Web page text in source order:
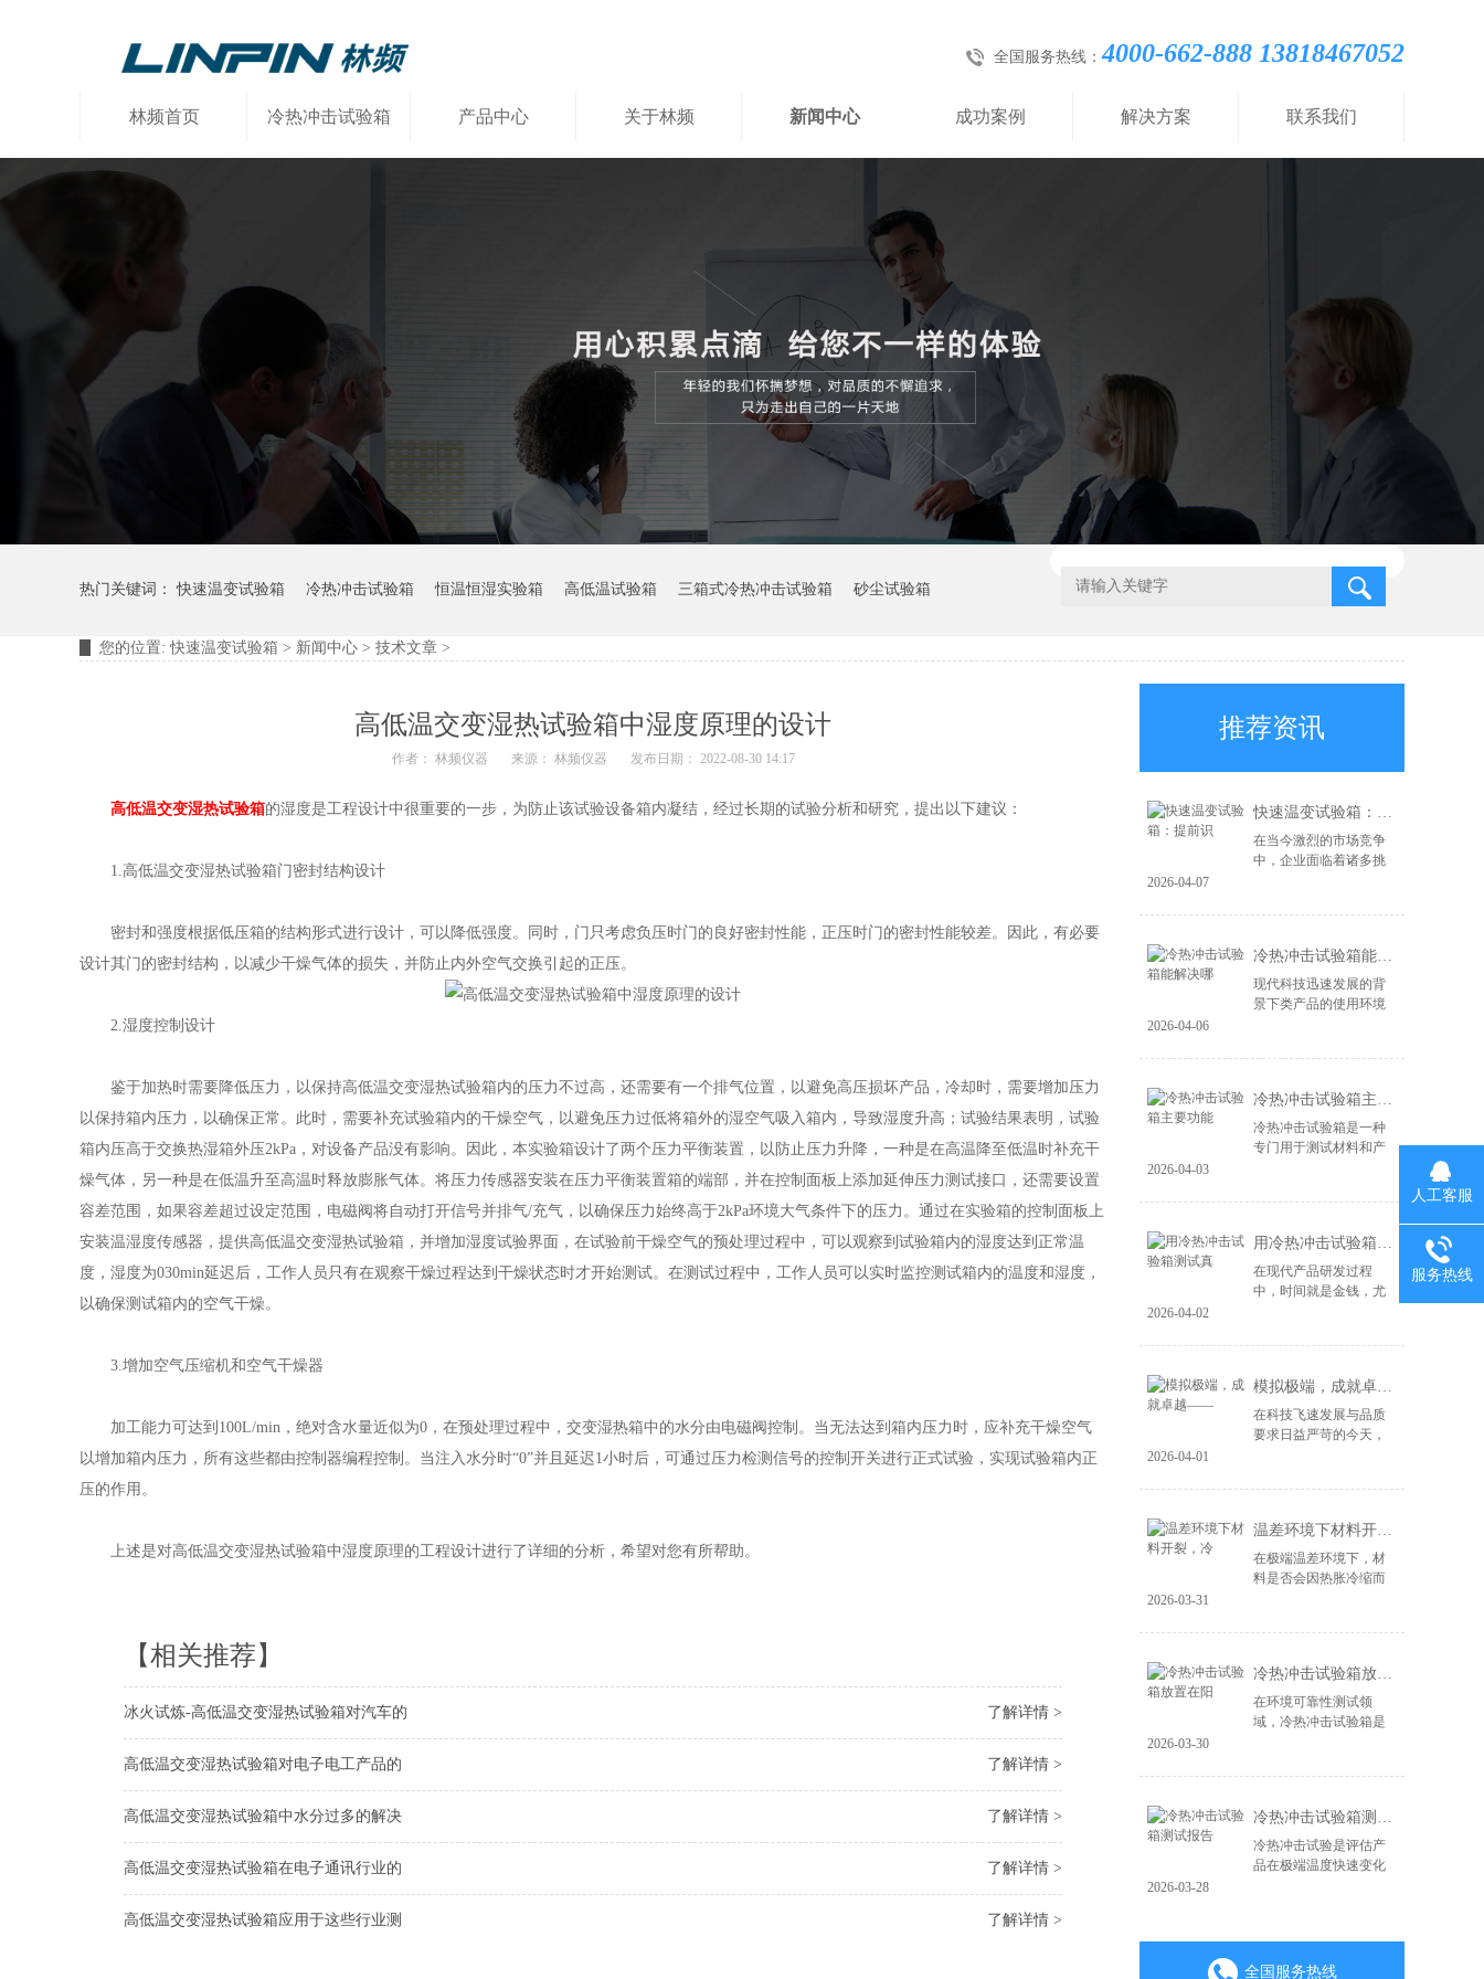
全国服务热线：4000-662-888 13818467052
林频首页 冷热冲击试验箱 产品中心 关于林频 新闻中心 成功案例 解决方案 联系我们
热门关键词：快速温变试验箱 冷热冲击试验箱 恒温恒湿实验箱 高低温试验箱 三箱式冷热冲击试验箱 砂尘试验箱
您的位置:快速温变试验箱 > 新闻中心 > 技术文章 >
高低温交变湿热试验箱中湿度原理的设计
作者： 林频仪器 来源： 林频仪器 发布日期： 2022-08-30 14:17
高低温交变湿热试验箱的湿度是工程设计中很重要的一步，为防止该试验设备箱内凝结，经过长期的试验分析和研究，提出以下建议：
1.高低温交变湿热试验箱门密封结构设计
密封和强度根据低压箱的结构形式进行设计，可以降低强度。同时，门只考虑负压时门的良好密封性能，正压时门的密封性能较差。因此，有必要
设计其门的密封结构，以减少干燥气体的损失，并防止内外空气交换引起的正压。
2.湿度控制设计
鉴于加热时需要降低压力，以保持高低温交变湿热试验箱内的压力不过高，还需要有一个排气位置，以避免高压损坏产品，冷却时，需要增加压力
以保持箱内压力，以确保正常。此时，需要补充试验箱内的干燥空气，以避免压力过低将箱外的湿空气吸入箱内，导致湿度升高；试验结果表明，试验
箱内压高于交换热湿箱外压2kPa，对设备产品没有影响。因此，本实验箱设计了两个压力平衡装置，以防止压力升降，一种是在高温降至低温时补充干
燥气体，另一种是在低温升至高温时释放膨胀气体。将压力传感器安装在压力平衡装置箱的端部，并在控制面板上添加延伸压力测试接口，还需要设置
容差范围，如果容差超过设定范围，电磁阀将自动打开信号并排气/充气，以确保压力始终高于2kPa环境大气条件下的压力。通过在实验箱的控制面板上
安装温湿度传感器，提供高低温交变湿热试验箱，并增加湿度试验界面，在试验前干燥空气的预处理过程中，可以观察到试验箱内的湿度达到正常温
度，湿度为030min延迟后，工作人员只有在观察干燥过程达到干燥状态时才开始测试。在测试过程中，工作人员可以实时监控测试箱内的温度和湿度，
以确保测试箱内的空气干燥。
3.增加空气压缩机和空气干燥器
加工能力可达到100L/min，绝对含水量近似为0，在预处理过程中，交变湿热箱中的水分由电磁阀控制。当无法达到箱内压力时，应补充干燥空气
以增加箱内压力，所有这些都由控制器编程控制。当注入水分时“0”并且延迟1小时后，可通过压力检测信号的控制开关进行正式试验，实现试验箱内正
压的作用。
上述是对高低温交变湿热试验箱中湿度原理的工程设计进行了详细的分析，希望对您有所帮助。
【相关推荐】
冰火试炼-高低温交变湿热试验箱对汽车的 了解详情 >
高低温交变湿热试验箱对电子电工产品的 了解详情 >
高低温交变湿热试验箱中水分过多的解决 了解详情 >
高低温交变湿热试验箱在电子通讯行业的 了解详情 >
高低温交变湿热试验箱应用于这些行业测 了解详情 >
推荐资讯
快速温变试验箱：提前识
在当今激烈的市场竞争
中，企业面临着诸多挑
市场上立于不败之地，
风险识别能力和高...
2026-04-07
冷热冲击试验箱能解决哪
现代科技迅速发展的背
景下类产品的使用环境
航空航天设备等，对材
了更高的要求。...
2026-04-06
冷热冲击试验箱主要功能
冷热冲击试验箱是一种
专门用于测试材料和产
包括： 温度变化模拟：
速将样品暴露于高...
2026-04-03
用冷热冲击试验箱测试真
在现代产品研发过程
中，时间就是金钱，尤
的产品成为企业成功的
作为一种重要的测试...
2026-04-02
模拟极端，成就卓越——
在科技飞速发展与品质
要求日益严苛的今天，
造，更在于其能否经受
环境的严峻考验。...
2026-04-01
温差环境下材料开裂，冷
在极端温差环境下，材
料是否会因热胀冷缩而
无论是电子产品、汽车
材料，微小的裂纹...
2026-03-31
冷热冲击试验箱放置在阳
在环境可靠性测试领
域，冷热冲击试验箱是
测试结果的准确性直接
成败。一个常被忽视...
2026-03-30
冷热冲击试验箱测试报告
冷热冲击试验是评估产
品在极端温度快速变化
要凭证。一份具备权威
性、可追溯性的专...
2026-03-28
全国服务热线
人工客服
服务热线